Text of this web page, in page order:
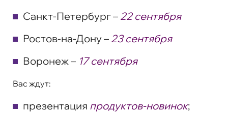
Санкт-Петербург – 22 сентября
Ростов-на-Дону – 23 сентября
Воронеж – 17 сентября
Вас ждут:
презентация продуктов-новинок;